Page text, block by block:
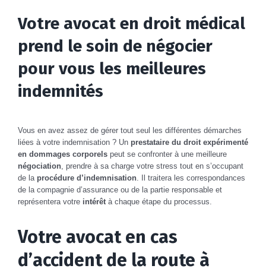
Votre avocat en droit médical
prend le soin de négocier
pour vous les meilleures
indemnités
Vous en avez assez de gérer tout seul les différentes démarches
liées à votre indemnisation ? Un prestataire du droit expérimenté
en dommages corporels peut se confronter à une meilleure
négociation, prendre à sa charge votre stress tout en s’occupant
de la procédure d’indemnisation. Il traitera les correspondances
de la compagnie d’assurance ou de la partie responsable et
représentera votre intérêtà chaque étape du processus.
Votre avocat en cas
d’accident de la route à